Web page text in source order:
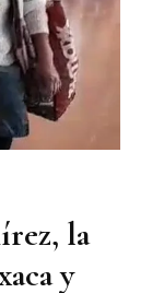
la
y